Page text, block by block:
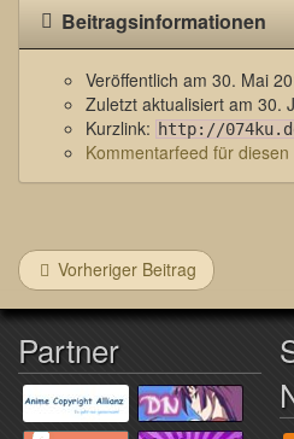
Beitragsinformationen
Veröffentlich am 30. Mai
Zuletzt aktualisiert am 30.
Kurzlink: http://
Kommentarfeed für diesen
Vorheriger Beitrag
Partner